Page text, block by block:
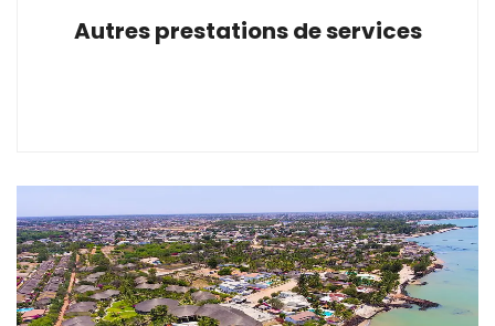
Autres prestations de services